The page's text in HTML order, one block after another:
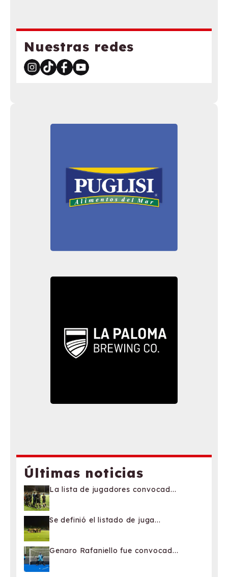
Nuestras redes
Últimas noticias
La lista de jugadores convocad...
Se definió el listado de juga...
Genaro Rafaniello fue convocad...